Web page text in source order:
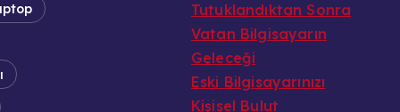
Tutuklandıktan Sonra
Vatan Bilgisayarın
Geleceği
Eski Bilgisayarınızı
Kişisel Bulut